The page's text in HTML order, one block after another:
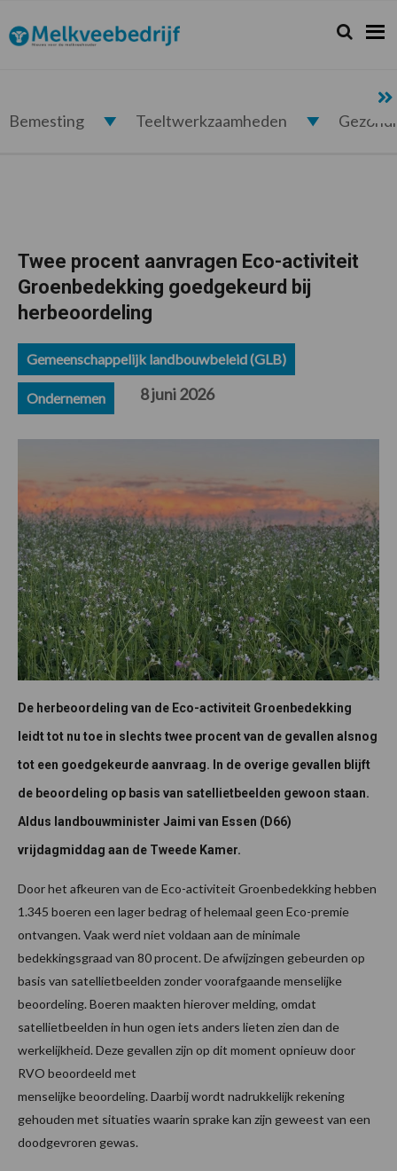
de
hoofdnavigatie
de
hoofd
de
eerste
de
voettekst
Melkveebedrijf.nl Zoeken...
Zoek
Bemesting Teeltwerkzaamheden
Twee procent aanvragen Eco-activiteit
Groenbedekking goedgekeurd bij
herbeoordeling
Gemeenschappelijk landbouwbeleid (GLB)
Ondernemen 8 juni 2026
De herbeoordeling van de Eco-activiteit Groenbedekking
leidt tot nu toe in slechts twee procent van de gevallen alsnog
tot een goedgekeurde aanvraag. In de overige gevallen blijft
de beoordeling op basis van satellietbeelden gewoon staan.
Aldus landbouwminister Jaimi van Essen (D66)
vrijdagmiddag aan de Tweede Kamer.
Door het afkeuren van de Eco-activiteit Groenbedekking hebben
1.345 boeren een lager bedrag of helemaal geen Eco-premie
ontvangen. Vaak werd niet voldaan aan de minimale
bedekkingsgraad van 80 procent. De afwijzingen gebeurden op
basis van satellietbeelden zonder voorafgaande menselijke
beoordeling. Boeren maakten hierover melding, omdat
satellietbeelden in hun ogen iets anders lieten zien dan de
werkelijkheid. Deze gevallen zijn op dit moment opnieuw door
RVO beoordeeld met
menselijke beoordeling. Daarbij wordt nadrukkelijk rekening
gehouden met situaties waarin sprake kan zijn geweest van een
doodgevroren gewas.